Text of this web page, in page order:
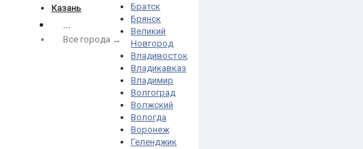
Казань
…
Все города →
Братск
Брянск
Великий
Новгород
Владивосток
Владикавказ
Владимир
Волгоград
Волжский
Вологда
Воронеж
Геленджик